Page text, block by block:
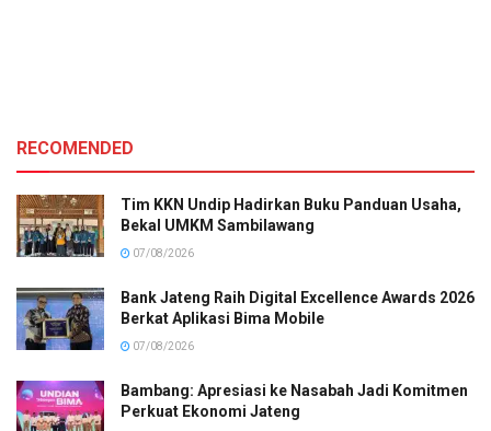
RECOMENDED
Tim KKN Undip Hadirkan Buku Panduan Usaha,
Bekal UMKM Sambilawang
07/08/2026
Bank Jateng Raih Digital Excellence Awards 2026
Berkat Aplikasi Bima Mobile
07/08/2026
Bambang: Apresiasi ke Nasabah Jadi Komitmen
Perkuat Ekonomi Jateng